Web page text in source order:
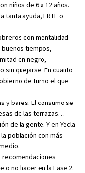
niños de 6 a 12 años.
tanta ayuda, ERTE o
con mentalidad
buenos tiempos,
en negro,
sin quejarse. En cuanto
de turno el que
y bares. El consumo se
de las terrazas…
de la gente. Y en Yecla
población con más
recomendaciones
o no hacer en la Fase 2.